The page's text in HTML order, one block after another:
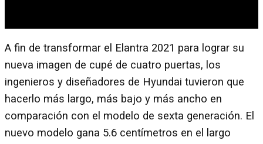
A fin de transformar el Elantra 2021 para lograr su
nueva imagen de cupé de cuatro puertas, los
ingenieros y diseñadores de Hyundai tuvieron que
hacerlo más largo, más bajo y más ancho en
comparación con el modelo de sexta generación. El
nuevo modelo gana 5.6 centímetros en el largo